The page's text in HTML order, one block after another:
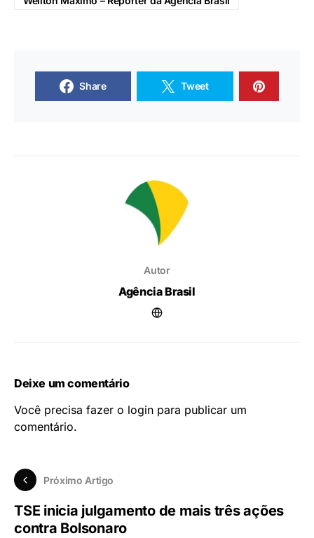
Share Tweet
Autor
Agência Brasil
Deixe um comentário
Você precisa fazer o login para publicar um
comentário.
Próximo Artigo
TSE inicia julgamento de mais três ações
contra Bolsonaro